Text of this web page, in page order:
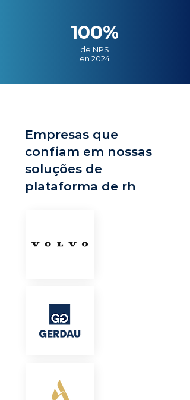
100%
de NPS
en 2024
Empresas que
confiam em nossas
soluções de
plataforma de rh